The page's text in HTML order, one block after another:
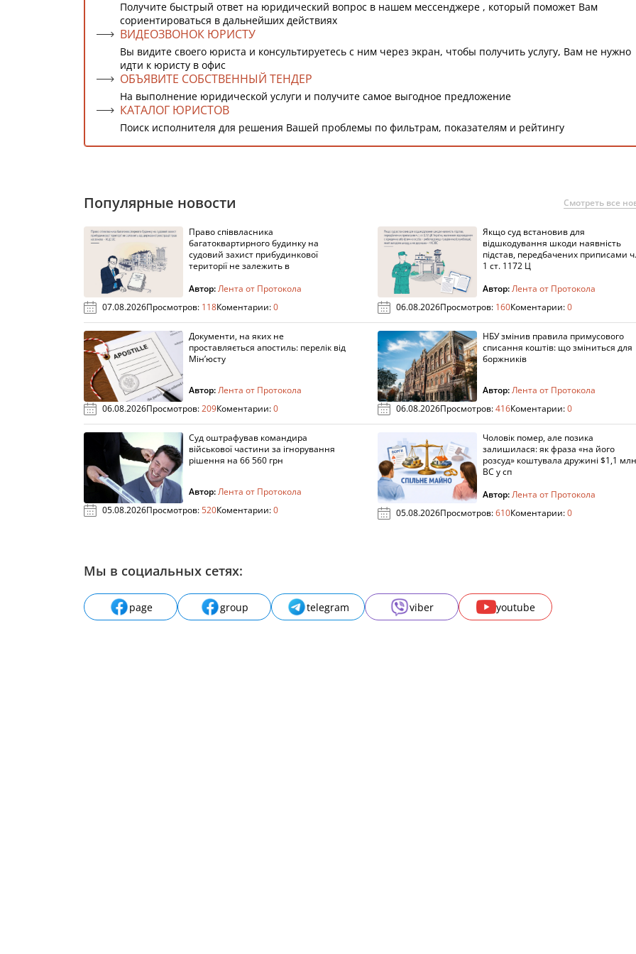
Получите быстрый ответ на юридический вопрос в нашем мессенджере , который поможет Вам
сориентироваться в дальнейших действиях
ВИДЕОЗВОНОК ЮРИСТУ
Вы видите своего юриста и консультируетесь с ним через экран, чтобы получить услугу, Вам не нужно
идти к юристу в офис
ОБЪЯВИТЕ СОБСТВЕННЫЙ ТЕНДЕР
На выполнение юридической услуги и получите самое выгодное предложение
КАТАЛОГ ЮРИСТОВ
Поиск исполнителя для решения Вашей проблемы по фильтрам, показателям и рейтингу
Популярные новости Смотреть все
Право співвласника
багатоквартирного будинку на
судовий захист прибудинкової
території не залежить в
Автор:Лента от Протокола
07.08.2026Просмотров: 118Коментарии:0
Якщо суд встановив для
відшкодування шкоди наявність
підстав, передбачених приписами ч.
1 ст. 1172 Ц
Автор:Лента от Протокола
06.08.2026Просмотров: 160Коментарии:0
Документи, на яких не
проставляється апостиль: перелік від
Мін’юсту
Автор:Лента от Протокола
06.08.2026Просмотров:209Коментарии:0
НБУ змінив правила примусового
списання коштів: що зміниться для
боржників
Автор:Лента от Протокола
06.08.2026Просмотров:416Коментарии:0
Суд оштрафував командира
військової частини за ігнорування
рішення на 66 560 грн
Автор:Лента от Протокола
05.08.2026Просмотров:520Коментарии:0
Чоловік помер, але позика
залишилася: як фраза «на його
розсуд» коштувала дружині $1,1
ВС у сп
Автор:Лента от Протокола
05.08.2026Просмотров:610Коментарии:0
Мы в социальных сетях:
page group telegram viber youtube